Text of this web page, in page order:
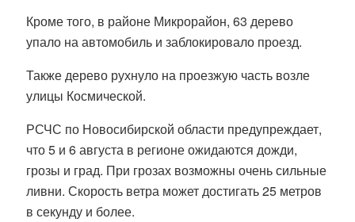
Кроме того, в районе Микрорайон, 63 дерево
упало на автомобиль и заблокировало проезд.
Также дерево рухнуло на проезжую часть возле
улицы Космической.
РСЧС по Новосибирской области предупреждает,
что 5 и 6 августа в регионе ожидаются дожди,
грозы и град. При грозах возможны очень сильные
ливни. Скорость ветра может достигать 25 метров
в секунду и более.